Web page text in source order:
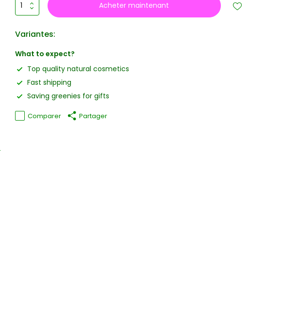
Acheter maintenant
Variantes:
What to expect?
Top quality natural cosmetics
Fast shipping
Saving greenies for gifts
Comparer Partager